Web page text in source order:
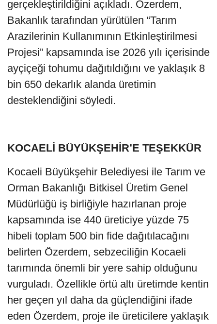
gerçekleştirildiğini açıkladı. Özerdem,
Bakanlık tarafından yürütülen “Tarım
Arazilerinin Kullanımının Etkinleştirilmesi
Projesi” kapsamında ise 2026 yılı içerisinde
ayçiçeği tohumu dağıtıldığını ve yaklaşık 8
bin 650 dekarlık alanda üretimin
desteklendiğini söyledi.
KOCAELİ BÜYÜKŞEHİR’E TEŞEKKÜR
Kocaeli Büyükşehir Belediyesi ile Tarım ve
Orman Bakanlığı Bitkisel Üretim Genel
Müdürlüğü iş birliğiyle hazırlanan proje
kapsamında ise 440 üreticiye yüzde 75
hibeli toplam 500 bin fide dağıtılacağını
belirten Özerdem, sebzeciliğin Kocaeli
tarımında önemli bir yere sahip olduğunu
vurguladı. Özellikle örtü altı üretimde kentin
her geçen yıl daha da güçlendiğini ifade
eden Özerdem, proje ile üreticilere yaklaşık